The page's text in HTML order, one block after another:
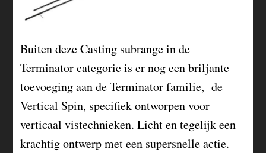
Buiten deze Casting subrange in de
Terminator categorie is er nog een briljante
toevoeging aan de Terminator familie, de
Vertical Spin, specifiek ontworpen voor
verticaal vistechnieken. Licht en tegelijk een
krachtig ontwerp met een supersnelle actie.